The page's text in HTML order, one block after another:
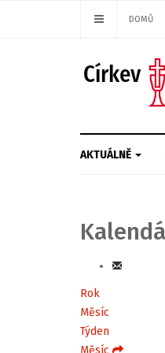
DOMŮ
AKTUÁLNĚ
Rok
Měsíc
Týden
Měsíc